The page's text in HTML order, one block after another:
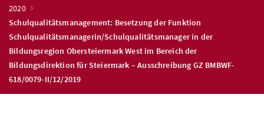
2020
Schulqualitätsmanagement: Besetzung der Funktion
Schulqualitätsmanagerin/Schulqualitätsmanager in der
Bildungsregion Obersteiermark West im Bereich der
Bildungsdirektion für Steiermark – Ausschreibung GZ BMBWF-
618/0079-II/12/2019